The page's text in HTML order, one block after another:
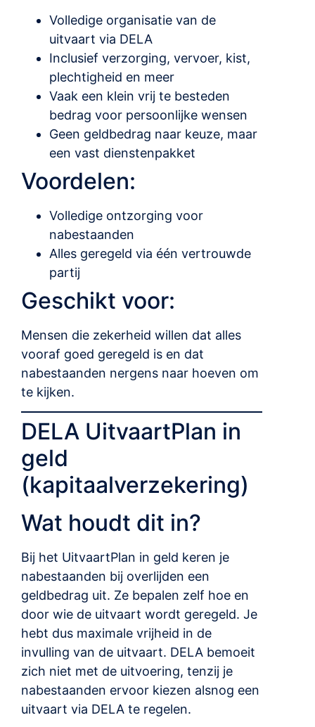
Volledige organisatie van de
uitvaart via DELA
Inclusief verzorging, vervoer, kist,
plechtigheid en meer
Vaak een klein vrij te besteden
bedrag voor persoonlijke wensen
Geen geldbedrag naar keuze, maar
een vast dienstenpakket
Voordelen:
Volledige ontzorging voor
nabestaanden
Alles geregeld via één vertrouwde
partij
Geschikt voor:
Mensen die zekerheid willen dat alles
vooraf goed geregeld is en dat
nabestaanden nergens naar hoeven om
te kijken.
DELA UitvaartPlan in
geld
(kapitaalverzekering)
Wat houdt dit in?
Bij het UitvaartPlan in geld keren je
nabestaanden bij overlijden een
geldbedrag uit. Ze bepalen zelf hoe en
door wie de uitvaart wordt geregeld. Je
hebt dus maximale vrijheid in de
invulling van de uitvaart. DELA bemoeit
zich niet met de uitvoering, tenzij je
nabestaanden ervoor kiezen alsnog een
uitvaart via DELA te regelen.